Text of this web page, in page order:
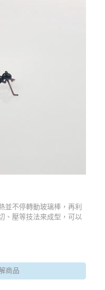
並不停轉動玻璃棒，再利
、壓等技法來成型，可以
越考驗師傅的眼力
商品